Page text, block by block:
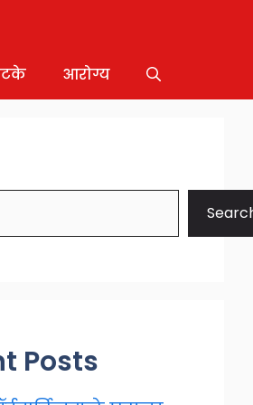
आरोग्य
Posts